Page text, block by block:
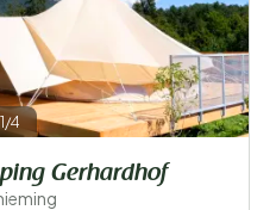
1/4
Gerhardhof